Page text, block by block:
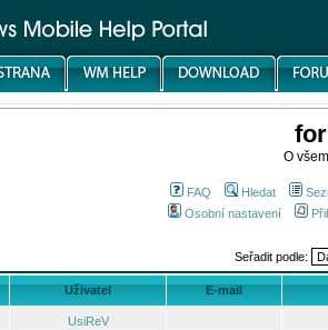
O
FAQ Hledat
Osobní nastavení
Seřadit podle:
Uživatel E-mail
UsiReV